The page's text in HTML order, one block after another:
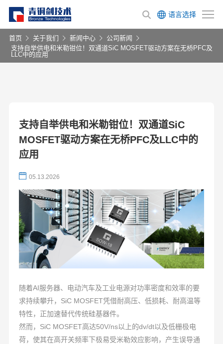
语言选择
首页 关于我们 新闻中心
公司新闻
支持自举供电和米勒钳位！双通道SiC MOSFET驱动方案在无桥PFC及
LLC中的应用
支持自举供电和米勒钳位！双通道SiC
MOSFET驱动方案在无桥PFC及LLC中的
应用
05.13.2026
随着AI服务器、电动汽车及工业电源对功率密度和效率的要
求持续攀升，SiC MOSFET凭借耐高压、低损耗、耐高温等
特性，正加速替代传统硅基器件。
然而，SiC MOSFET高达50V/ns以上的dv/dt以及低栅极电
荷，使其在高开关频率下极易受米勒效应影响，产生误导通